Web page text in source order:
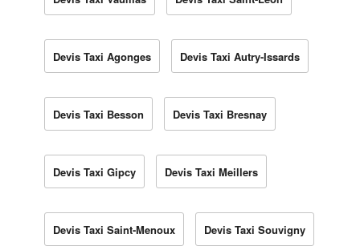
Devis Taxi Agonges Devis Taxi Autry-Issards
Devis Taxi Besson Devis Taxi Bresnay
Devis Taxi Gipcy Devis Taxi Meillers
Devis Taxi Saint-Menoux Devis Taxi Souvigny